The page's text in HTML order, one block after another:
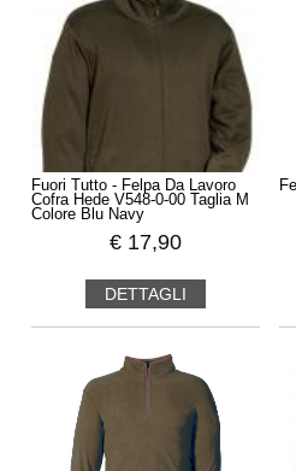
Fuori Tutto - Felpa Da Lavoro
Cofra Hede V548-0-00 Taglia M
Colore Blu Navy
€ 17,90
DETTAGLI